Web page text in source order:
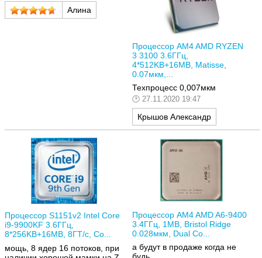
Алина
Процессор AM4 AMD RYZEN
3 3100 3.6ГГц,
4*512KB+16MB, Matisse,
0.07мкм,...
Техпроцесс 0,007мкм
27.11.2020 19:47
Крышов Александр
Процессор S1151v2 Intel Core
i9-9900KF 3.6ГГц,
8*256KB+16MB, 8ГТ/с, Co...
мощь, 8 ядер 16 потоков, при
Процессор AM4 AMD A6-9400
3.4ГГц, 1MB, Bristol Ridge
0.028мкм, Dual Co...
а будут в продаже когда не